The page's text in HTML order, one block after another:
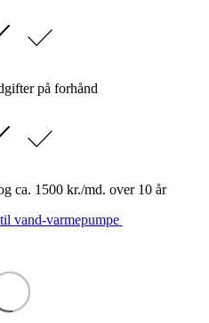
på forhånd
ca. 1500 kr./md. over 10 år
vand-varmepumpe